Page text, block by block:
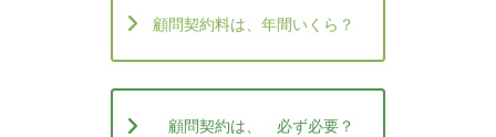
顧問契約料は、年間いくら？
顧問契約は、 必ず必要？